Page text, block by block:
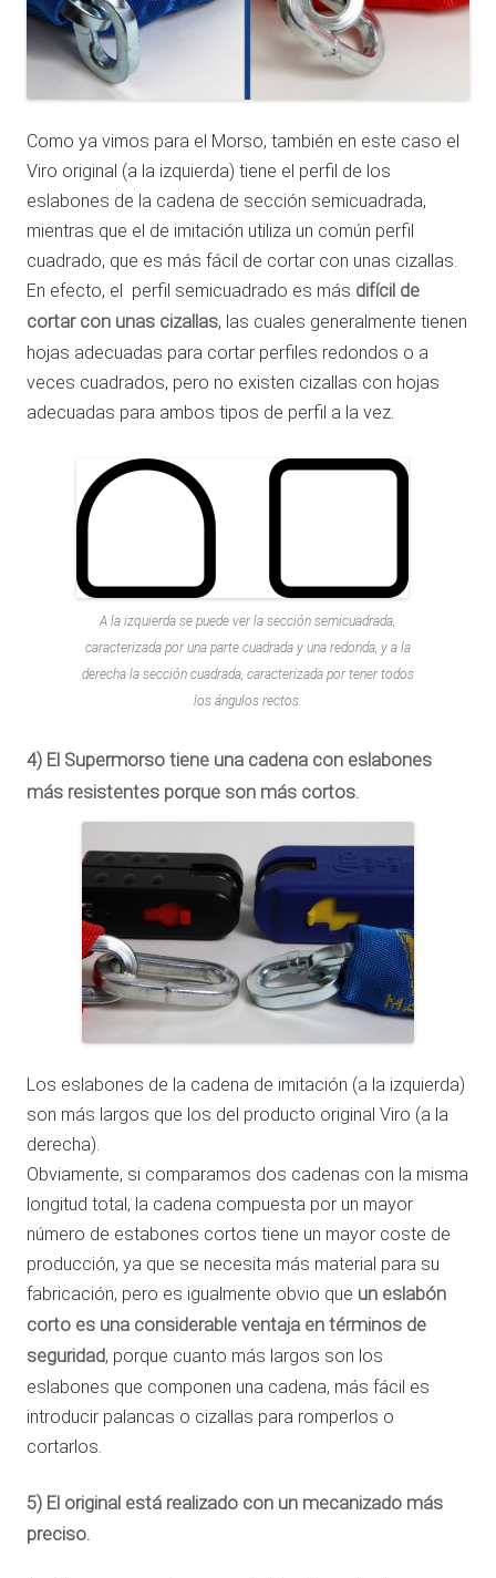
Como ya vimos para el Morso, también en este caso el
Viro original (a la izquierda) tiene el perfil de los
eslabones de la cadena de sección semicuadrada,
mientras que el de imitación utiliza un común perfil
cuadrado, que es más fácil de cortar con unas cizallas.
En efecto, el perfil semicuadrado es más difícil de
cortar con unas cizallas, las cuales generalmente tienen
hojas adecuadas para cortar perfiles redondos o a
veces cuadrados, pero no existen cizallas con hojas
adecuadas para ambos tipos de perfil a la vez.
A la izquierda se puede ver la sección semicuadrada,
caracterizada por una parte cuadrada y una redonda, y a la
derecha la sección cuadrada, caracterizada por tener todos
los ángulos rectos.
4) El Supermorso tiene una cadena con eslabones
más resistentes porque son más cortos.
Los eslabones de la cadena de imitación (a la izquierda)
son más largos que los del producto original Viro (a la
derecha).
Obviamente, si comparamos dos cadenas con la misma
longitud total, la cadena compuesta por un mayor
número de estabones cortos tiene un mayor coste de
producción, ya que se necesita más material para su
fabricación, pero es igualmente obvio que un eslabón
corto es una considerable ventaja en términos de
seguridad, porque cuanto más largos son los
eslabones que componen una cadena, más fácil es
introducir palancas o cizallas para romperlos o
cortarlos.
5) El original está realizado con un mecanizado más
preciso.